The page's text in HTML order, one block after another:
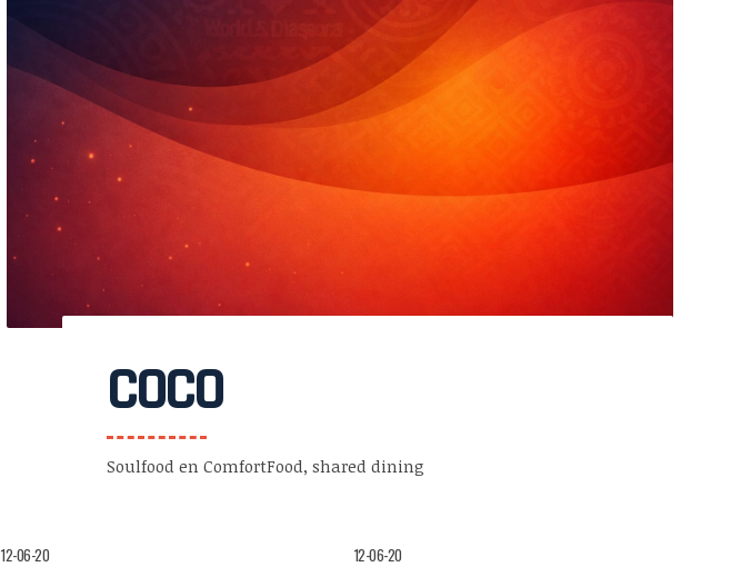
COCO
Soulfood en ComfortFood, shared dining
12-06-20 12-06-20